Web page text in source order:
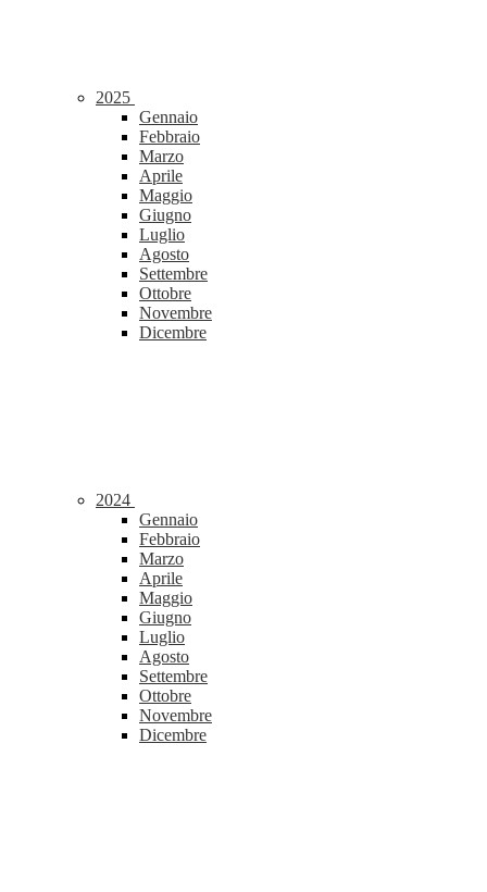
2025
Gennaio
Febbraio
Marzo
Aprile
Maggio
Giugno
Luglio
Agosto
Settembre
Ottobre
Novembre
Dicembre
2024
Gennaio
Febbraio
Marzo
Aprile
Maggio
Giugno
Luglio
Agosto
Settembre
Ottobre
Novembre
Dicembre